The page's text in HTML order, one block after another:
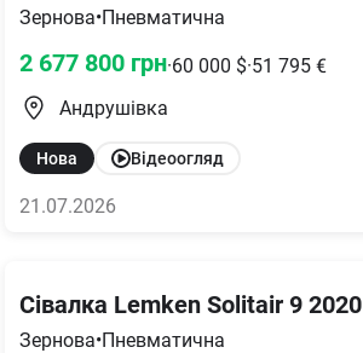
Зернова•Пневматична
2 677 800 грн·60 000 $·51 795 €
Андрушівка
Нова Відеоогляд
21.07.2026
Сівалка Lemken Solitair 9 2020
Зернова•Пневматична